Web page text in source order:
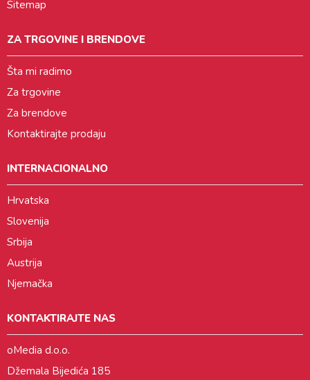
Sitemap
ZA TRGOVINE I BRENDOVE
Šta mi radimo
Za trgovine
Za brendove
Kontaktirajte prodaju
INTERNACIONALNO
Hrvatska
Slovenija
Srbija
Austrija
Njemačka
KONTAKTIRAJTE NAS
oMedia d.o.o.
Džemala Bijedića 185